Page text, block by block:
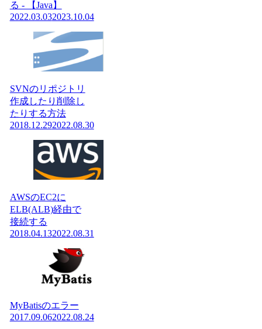
る - 【Java】
2022.03.032023.10.04
SVNのリポジトリ
作成したり削除し
たりする方法
2018.12.292022.08.30
AWSのEC2に
ELB(ALB)経由で
接続する
2018.04.132022.08.31
MyBatisのエラー
2017.09.062022.08.24